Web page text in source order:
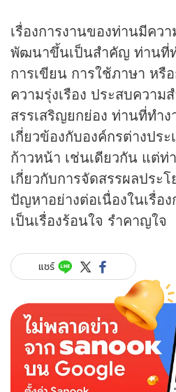
เรื่องการงานของท่านมีคว
พัฒนาขึ้นเป็นสำคัญ ท่านที่
การเขียน การใช้ภาษา หรื
ความรุ่งเรือง ประสบความ
สรรเสริญยกย่อง ท่านที่ทำ
เกี่ยวข้องกับองค์กรต่างปร
ก้าวหน้า เช่นเดียวกัน แต่ท่
เกี่ยวกับการจัดสรรผลประ
ปัญหาอย่างต่อเนื่องในเรื่อ
เป็นเรื่องร้อนใจ รำคาญใจ
แชร์